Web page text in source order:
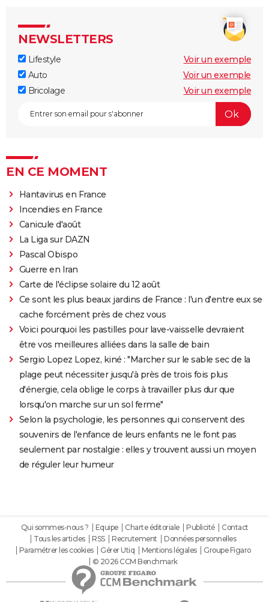
NEWSLETTERS
Lifestyle
Voir un exemple
Auto
Voir un exemple
Bricolage
Voir un exemple
EN CE MOMENT
Hantavirus en France
Incendies en France
Canicule d'août
La Liga sur DAZN
Pascal Obispo
Guerre en Iran
Carte de l'éclipse solaire du 12 août
Ce sont les plus beaux jardins de France : l'un d'entre eux se
cache forcément près de chez vous
Voici pourquoi les pastilles pour lave-vaisselle devraient
être vos meilleures alliées dans la salle de bain
Sergio Lopez Lopez, kiné : "Marcher sur le sable sec de la
plage peut nécessiter jusqu'à près de trois fois plus
d'énergie, cela oblige le corps à travailler plus dur que
lorsqu'on marche sur un sol ferme"
Selon la psychologie, les personnes qui conservent des
souvenirs de l'enfance de leurs enfants ne le font pas
seulement par nostalgie : elles y trouvent aussi un moyen
de réguler leur humeur
Qui sommes-nous ? Equipe Charte éditoriale Publicité
Contact
Tous les articles
RSS Recrutement
Données personnelles
Paramétrer les cookies
Gérer Utiq Mentions légales
Groupe Figaro
© 2026 CCM Benchmark